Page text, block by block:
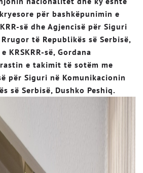
për bashkëpunimin e
së dhe Agjencisë për Siguri
të Republikës së Serbisë,
KRSKRR-së, Gordana
e takimit të sotëm me
për Siguri në Komunikacionin
së Serbisë, Dushko Peshiq.